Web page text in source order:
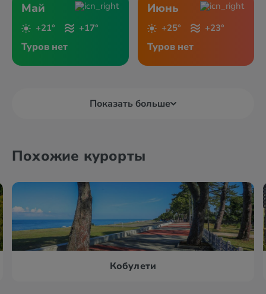
Май
+21° +17°
Туров нет
Июнь
+25° +23°
Туров нет
Показать больше
Похожие курорты
Кобулети